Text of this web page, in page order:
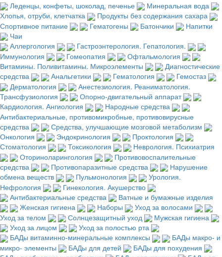
Леденцы, конфеты, шоколад, печенье
Минеральная вода
Хлопья, отруби, клетчатка
Продукты без содержания сахара
Спортивное питание
Гематогены Батончики
Напитки
Чаи
Аллергология
Гастроэнтерология. Гепатология.
Иммунология
Гомеопатия
Офтальмология
Витамины. Поливитамины. Микроэлементы
Диагностические
средства
Анальгетики Гематология
Гемостаз
Дерматология
Анестезиология. Реаниматология.
Трансфузиология
Опорно-двигательный аппарат
Кардиология. Ангиология
Народные средства
Антибактериальные, противомикробные, противовирусные
средства
Средства, улучшающие мозговой метаболизм
Онкология
Эндокринология
Проктология
Стоматология
Токсикология
Неврология. Психиатрия
Оториноларингология
Противовоспалительные
средства
Противопаразитные средства
Нарушение
обмена веществ
Пульмонология
Урология.
Нефрология
Гинекология. Акушерство
Антибактериальные средства
Ватные и бумажные изделия
Женская гигиена
Наборы
Уход за волосами
Уход за телом
Солнцезащитный уход
Мужская гигиена
Уход за лицом
Уход за полостью рта
БАДы витаминно-минеральные комплексы
БАДы макро- и
микро- элементы
БАДы для детей
БАДы для похудения